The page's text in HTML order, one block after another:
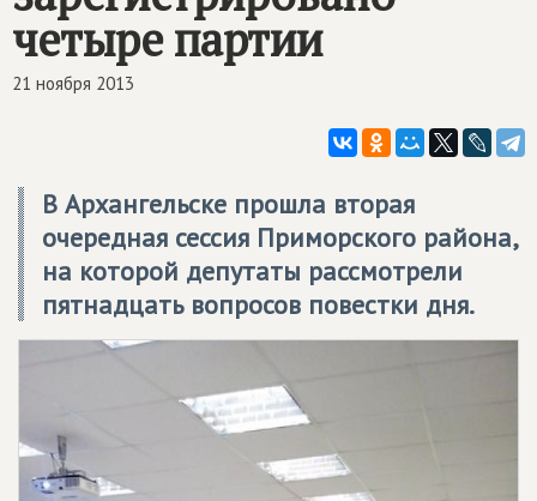
четыре партии
21 ноября 2013
В Архангельске прошла вторая
очередная сессия Приморского района,
на которой депутаты рассмотрели
пятнадцать вопросов повестки дня.